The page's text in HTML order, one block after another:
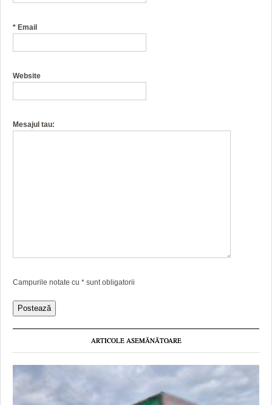
* Email
Website
Mesajul tau:
Campurile notate cu * sunt obligatorii
ARTICOLE ASEMĂNĂTOARE